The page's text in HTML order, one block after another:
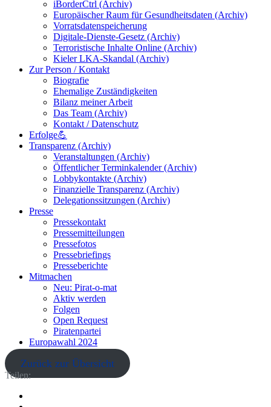
iBorderCtrl (Archiv)
Europäischer Raum für Gesundheitsdaten (Archiv)
Vorratsdatenspeicherung
Digitale-Dienste-Gesetz (Archiv)
Terroristische Inhalte Online (Archiv)
Kieler LKA-Skandal (Archiv)
Zur Person / Kontakt
Biografie
Ehemalige Zuständigkeiten
Bilanz meiner Arbeit
Das Team (Archiv)
Kontakt / Datenschutz
Erfolge💪
Transparenz (Archiv)
Veranstaltungen (Archiv)
Öffentlicher Terminkalender (Archiv)
Lobbykontakte (Archiv)
Finanzielle Transparenz (Archiv)
Delegationssitzungen (Archiv)
Presse
Pressekontakt
Pressemitteilungen
Pressefotos
Pressebriefings
Presseberichte
Mitmachen
Neu: Pirat-o-mat
Aktiv werden
Folgen
Open Request
Piratenpartei
Europawahl 2024
Zurück zur Übersicht
Teilen: